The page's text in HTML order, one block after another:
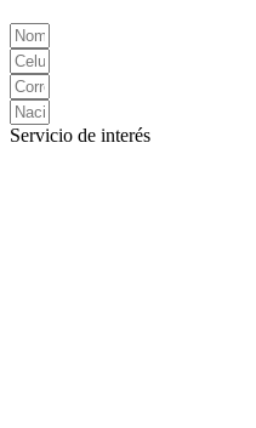
Servicio de interés